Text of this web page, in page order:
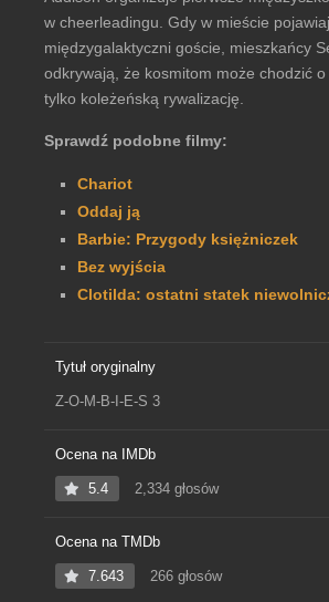
w cheerleadingu. Gdy w mieście
międzygalaktyczni goście, mieszkańcy
odkrywają, że kosmitom może chodzić
tylko koleżeńską rywalizację.
Sprawdź podobne filmy:
Chariot
Oddaj ją
Barbie: Przygody księżniczek
Bez wyjścia
Clotilda: ostatni statek
Tytuł oryginalny
Z-O-M-B-I-E-S 3
Ocena na IMDb
5.4 2,334 głosów
Ocena na TMDb
7.643 266 głosów